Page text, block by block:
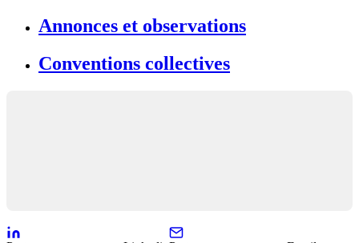
Annonces et observations
Conventions collectives